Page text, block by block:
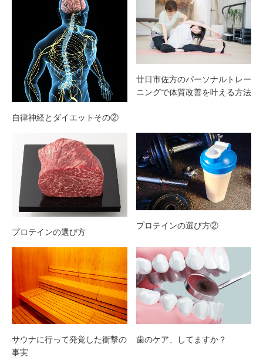
自律神経とダイエットその②
廿日市佐方のパーソナルトレー
ニングで体質改善を叶える方法
プロテインの選び方
プロテインの選び方②
サウナに行って発覚した衝撃の
事実
歯のケア、してますか？